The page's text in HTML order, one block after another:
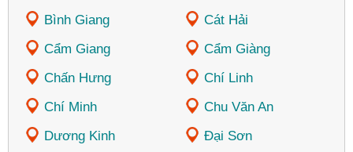
Bình Giang
Cát Hải
Cẩm Giang
Cẩm Giàng
Chấn Hưng
Chí Linh
Chí Minh
Chu Văn An
Dương Kinh
Đại Sơn